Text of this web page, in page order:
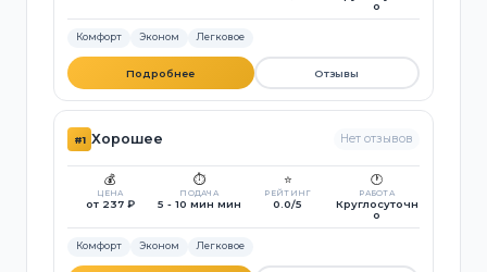
о
Комфорт Эконом Легковое
Подробнее Отзывы
#1 Хорошее Нет отзывов
💰
ЦЕНА
от 237 ₽
⏱️
ПОДАЧА
5 - 10 мин мин
⭐
РЕЙТИНГ
0.0/5
🕐
РАБОТА
Круглосуточн
о
Комфорт Эконом Легковое